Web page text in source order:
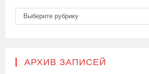
Рубрики
Выберите рубрику
АРХИВ ЗАПИСЕЙ